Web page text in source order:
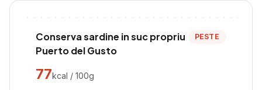
Conserva sardine in suc propriu
Puerto del Gusto
PESTE
77kcal / 100g